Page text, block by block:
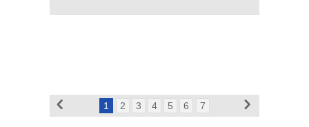
1 2 3 4 5 6 7